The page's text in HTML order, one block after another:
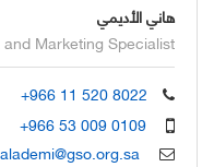
هاني الأديمي
Marketing Specialist
+966 11 520 8022
+966 53 009 0109
alademi@gso.org.sa